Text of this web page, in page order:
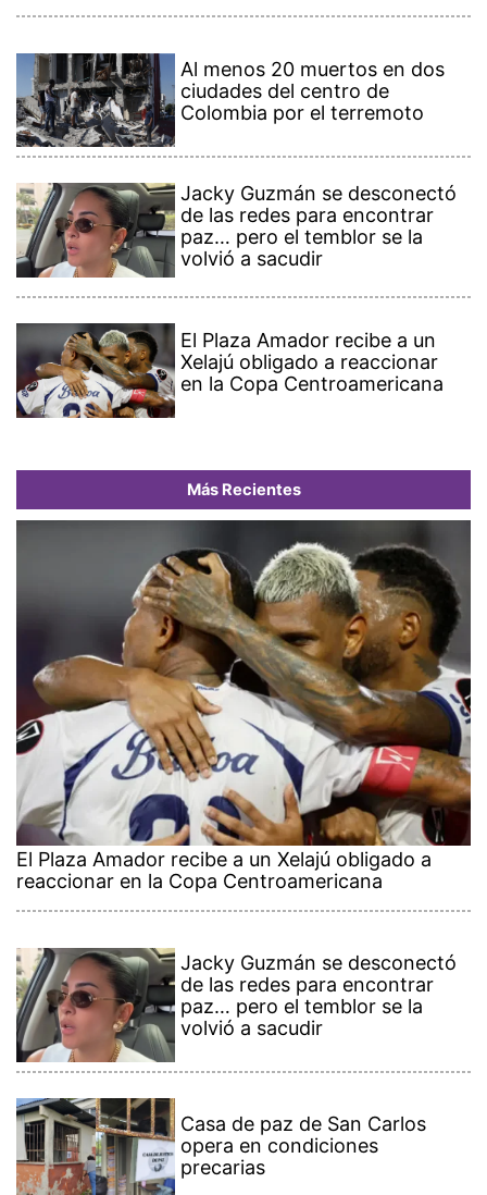
Al menos 20 muertos en dos
ciudades del centro de
Colombia por el terremoto
Jacky Guzmán se desconectó
de las redes para encontrar
paz… pero el temblor se la
volvió a sacudir
El Plaza Amador recibe a un
Xelajú obligado a reaccionar
en la Copa Centroamericana
Más Recientes
El Plaza Amador recibe a un Xelajú obligado a
reaccionar en la Copa Centroamericana
Jacky Guzmán se desconectó
de las redes para encontrar
paz… pero el temblor se la
volvió a sacudir
Casa de paz de San Carlos
opera en condiciones
precarias